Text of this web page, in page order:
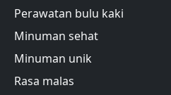
Perawatan bulu kaki
Minuman sehat
Minuman unik
Rasa malas